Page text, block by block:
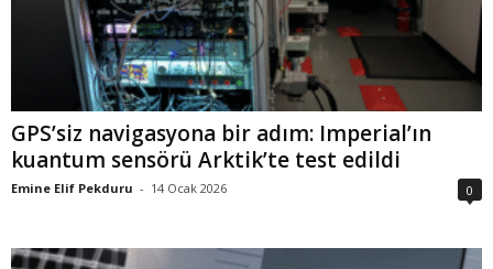
GPS’siz navigasyona bir adım: Imperial’ın
kuantum sensörü Arktik’te test edildi
Emine Elif Pekduru - 14 Ocak 2026 0